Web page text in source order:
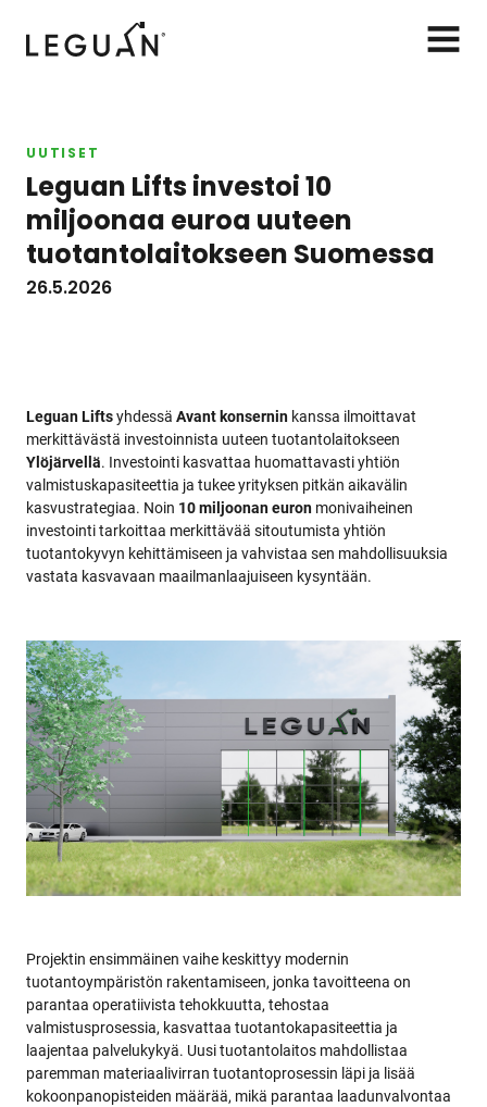
UUTISET
Leguan Lifts investoi 10
miljoonaa euroa uuteen
tuotantolaitokseen Suomessa
26.5.2026
Leguan Liftsyhdessä Avant konsernin kanssa ilmoittavat
merkittävästä investoinnista uuteen tuotantolaitokseen
Ylöjärvellä. Investointi kasvattaa huomattavasti yhtiön
valmistuskapasiteettia ja tukee yrityksen pitkän aikavälin
kasvustrategiaa. Noin 10 miljoonan euron monivaiheinen
investointi tarkoittaa merkittävää sitoutumista yhtiön
tuotantokyvyn kehittämiseen ja vahvistaa sen mahdollisuuksia
vastata kasvavaan maailmanlaajuiseen kysyntään.
Projektin ensimmäinen vaihe keskittyy modernin
tuotantoympäristön rakentamiseen, jonka tavoitteena on
parantaa operatiivista tehokkuutta, tehostaa
valmistusprosessia, kasvattaa tuotantokapasiteettia ja
laajentaa palvelukykyä. Uusi tuotantolaitos mahdollistaa
paremman materiaalivirran tuotantoprosessin läpi ja lisää
kokoonpanopisteiden määrää, mikä parantaa laadunvalvontaa